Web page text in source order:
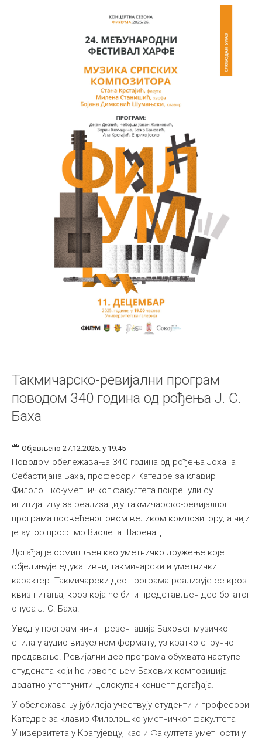
Такмичарско-ревијални програм
поводом 340 година од рођења Ј. С.
Баха
Објављено 27.12.2025. у 19:45
Поводом обележавања 340 година од рођења Јохана
Себастијана Баха, професори Катедре за клавир
Филолошко-уметничког факултета покренули су
иницијативу за реализацију такмичарско-ревијалног
програма посвећеног овом великом композитору, а чији
је аутор проф. мр Виолета Шаренац.
Догађај је осмишљен као уметничко дружење које
обједињује едукативни, такмичарски и уметнички
карактер. Такмичарски део програма реализује се кроз
квиз питања, кроз која ће бити представљен део богатог
опуса Ј. С. Баха.
Увод у програм чини презентација Баховог музичког
стила у аудио-визуелном формату, уз кратко стручно
предавање. Ревијални део програма обухвата наступе
студената који ће извођењем Бахових композиција
додатно употпунити целокупан концепт догађаја.
У обележавању јубилеја учествују студенти и професори
Катедре за клавир Филолошко-уметничког факултета
Универзитета у Крагујевцу, као и Факултета уметности у